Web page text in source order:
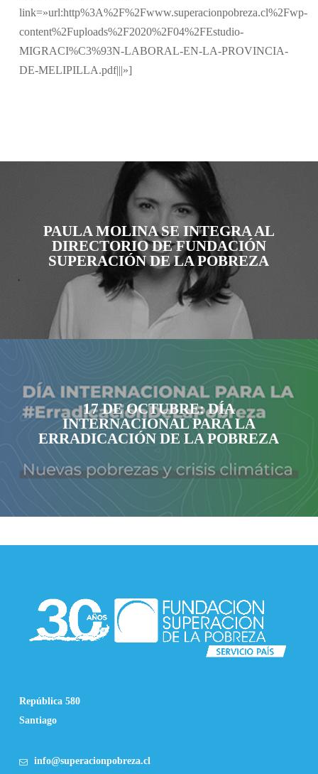
link=»url:http%3A%2F%2Fwww.superacionpobreza.cl%2Fwp-
content%2Fuploads%2F2020%2F04%2FEstudio-
MIGRACI%C3%93N-LABORAL-EN-LA-PROVINCIA-
DE-MELIPILLA.pdf|||»]
PAULA MOLINA SE INTEGRA AL
DIRECTORIO DE FUNDACIÓN
SUPERACIÓN DE LA POBREZA
17 DE OCTUBRE: DÍA
INTERNACIONAL PARA LA
ERRADICACIÓN DE LA POBREZA
República 580
Santiago
info@superacionpobreza.cl